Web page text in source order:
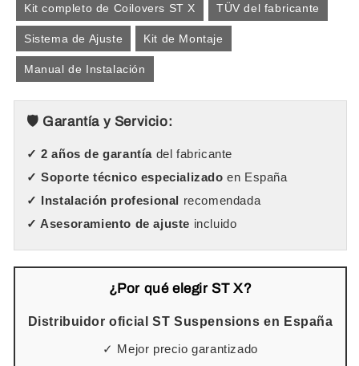
Kit completo de Coilovers ST X TÜV del fabricante
Sistema de Ajuste Kit de Montaje
Manual de Instalación
🛡️ Garantía y Servicio:
✓ 2 años de garantía del fabricante
✓ Soporte técnico especializado en España
✓ Instalación profesional recomendada
✓ Asesoramiento de ajuste incluido
¿Por qué elegir ST X?
Distribuidor oficial ST Suspensions en España
✓ Mejor precio garantizado